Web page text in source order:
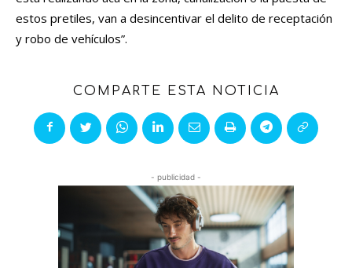
estos pretiles, van a desincentivar el delito de receptación
y robo de vehículos”.
COMPARTE ESTA NOTICIA
- publicidad -